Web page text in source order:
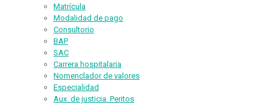
Matrícula
Modalidad de pago
Consultorio
BAP
SAC
Carrera hospitalaria
Nomenclador de valores
Especialidad
Aux. de justicia. Peritos